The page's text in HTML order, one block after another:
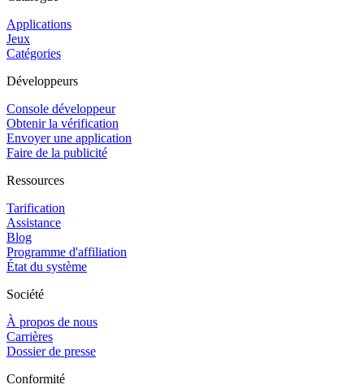
Applications
Jeux
Catégories
Développeurs
Console développeur
Obtenir la vérification
Envoyer une application
Faire de la publicité
Ressources
Tarification
Assistance
Blog
Programme d'affiliation
État du système
Société
À propos de nous
Carrières
Dossier de presse
Conformité